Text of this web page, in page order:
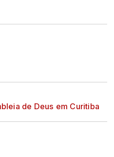
de Deus em Curitiba